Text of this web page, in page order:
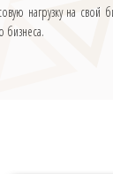
нагрузку на
бизнеса.